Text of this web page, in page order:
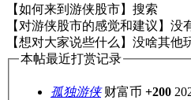
【如何来到游侠股市】搜索
【对游侠股市的感觉和建议】没
【想对大家说些什么】没啥其他
本帖最近打赏记录
孤独游侠 财富币 +200